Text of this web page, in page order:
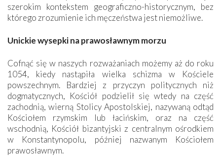
szerokim kontekstem geograficzno-historycznym, bez
którego zrozumienie ich męczeństwa jest niemożliwe.
Unickie wysepki na prawosławnym morzu
Cofnąć się w naszych rozważaniach możemy aż do roku
1054, kiedy nastąpiła wielka schizma w Kościele
powszechnym. Bardziej z przyczyn politycznych niż
dogmatycznych, Kościół podzielił się wtedy na część
zachodnią, wierną Stolicy Apostolskiej, nazywaną odtąd
Kościołem rzymskim lub łacińskim, oraz na część
wschodnią, Kościół bizantyjski z centralnym ośrodkiem
w Konstantynopolu, później nazwanym Kościołem
prawosławnym.